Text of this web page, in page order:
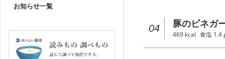
お知らせ一覧
04 豚のビネガ
469 kcal 食塩 1.4